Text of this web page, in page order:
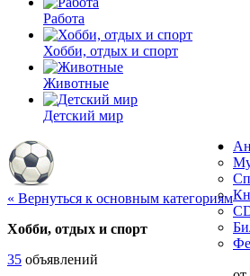
Работа
Хобби, отдых и спорт
Животные
Детский мир
« Вернуться к основным категориям
Хобби, отдых и спорт
35 объявлений